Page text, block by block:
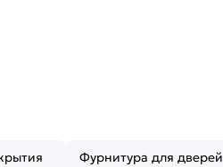
Фурнитура для дверей